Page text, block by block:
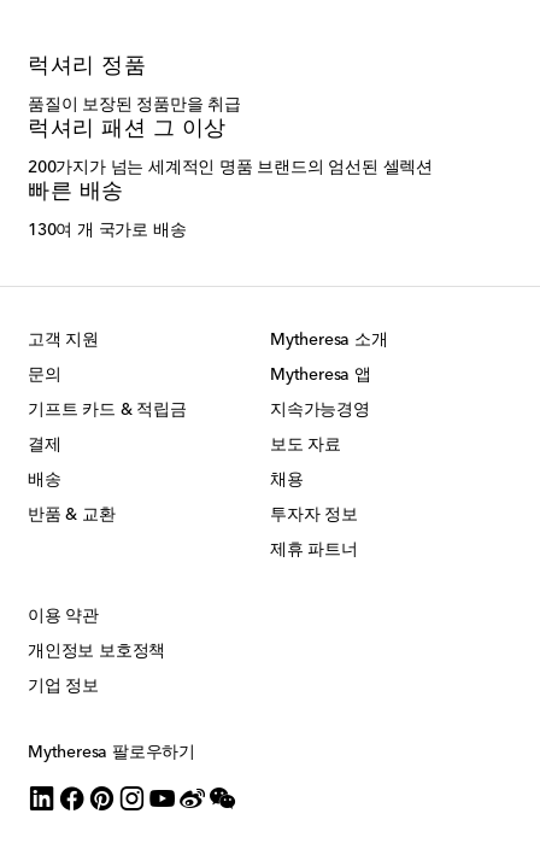
럭셔리 정품
품질이 보장된 정품만을 취급
럭셔리 패션 그 이상
200가지가 넘는 세계적인 명품 브랜드의 엄선된 셀렉션
빠른 배송
130여 개 국가로 배송
고객 지원
문의
기프트 카드 & 적립금
결제
배송
반품 & 교환
Mytheresa 소개
Mytheresa 앱
지속가능경영
보도 자료
채용
투자자 정보
제휴 파트너
이용 약관
개인정보 보호정책
기업 정보
Mytheresa 팔로우하기